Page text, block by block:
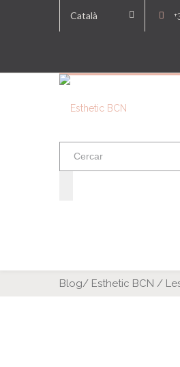
Català
Blog/ Esthetic BCN /